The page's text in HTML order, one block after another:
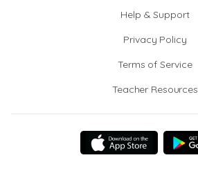
Help & Support
Privacy Policy
Terms of Service
Teacher Resources